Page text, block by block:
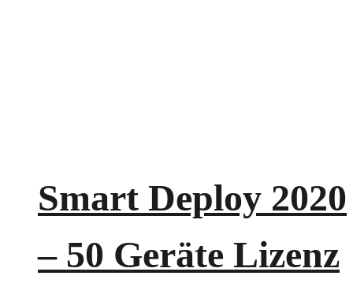
Smart Deploy 2020
– 50 Geräte Lizenz